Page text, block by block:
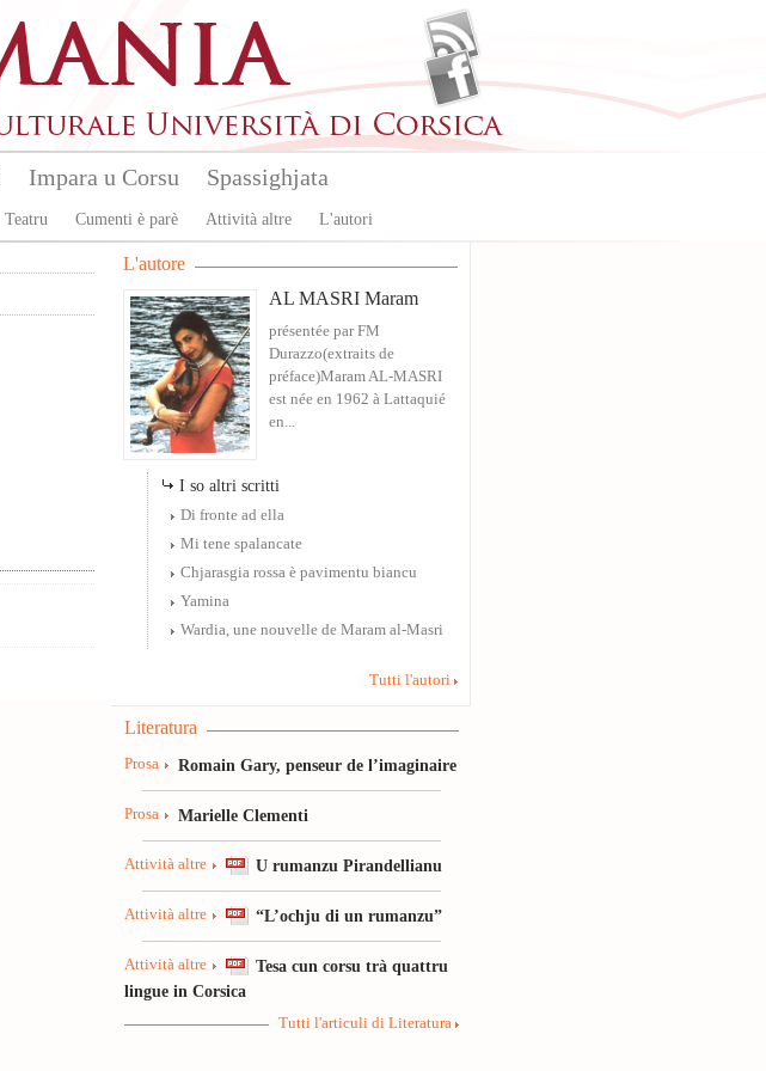
Teatru Cumenti è parè Attività altre L'autori
Impara u Corsu Spassighjata
L'autore
AL MASRI Maram
présentée par FM
Durazzo(extraits de
préface)Maram AL-MASRI
est née en 1962 à Lattaquié
en...
I so altri scritti
Di fronte ad ella
Mi tene spalancate
Chjarasgia rossa è pavimentu biancu
Yamina
Wardia, une nouvelle de Maram al-Masri
Tutti l'autori
Literatura
Prosa Romain Gary, penseur de l’imaginaire
Prosa Marielle Clementi
Attività altre U rumanzu Pirandellianu
Attività altre “L’ochju di un rumanzu”
Attività altre
Tesa cun corsu trà quattru
lingue in Corsica
Tutti l'articuli di Literatura